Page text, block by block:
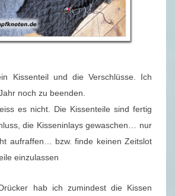
Kissenteil und die Verschlüsse. Ich
noch zu beenden.
es nicht. Die Kissenteile sind fertig
die Kisseninlays gewaschen… nur
aufraffen… bzw. finde keinen Zeitslot
einzulassen
hab ich zumindest die Kissen